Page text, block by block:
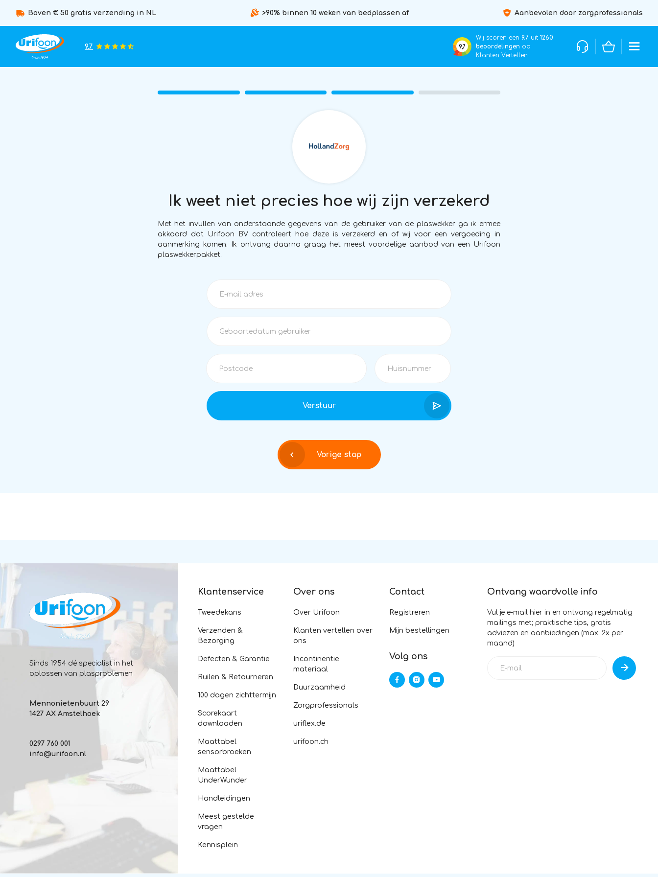
Boven € 50 gratis verzending in NL >90% binnen 10 weken van bedplassen af Aanbevolen door zorgprofessionals
9.7 9,7
Wij scoren een 9.7 uit 1260
beoordelingen op
Klanten Vertellen.
Ik weet niet precies hoe wij zijn verzekerd
Met het invullen van onderstaande gegevens van de gebruiker van de plaswekker ga ik ermee
akkoord dat Urifoon BV controleert hoe deze is verzekerd en of wij voor een vergoeding in
aanmerking komen. Ik ontvang daarna graag het meest voordelige aanbod van een Urifoon
plaswekkerpakket.
Verstuur
Vorige stap
Sinds 1954 dé specialist in het
oplossen van plasproblemen
Mennonietenbuurt 29
1427 AX Amstelhoek
0297 760 001
info@urifoon.nl
Klantenservice
Tweedekans
Verzenden &
Bezorging
Defecten & Garantie
Ruilen & Retourneren
100 dagen zichttermijn
Scorekaart
downloaden
Maattabel
sensorbroeken
Maattabel
UnderWunder
Handleidingen
Meest gestelde
vragen
Kennisplein
Over ons
Over Urifoon
Klanten vertellen over
ons
Incontinentie
materiaal
Duurzaamheid
Zorgprofessionals
uriflex.de
urifoon.ch
Contact
Registreren
Mijn bestellingen
Volg ons
Ontvang waardvolle info
Vul je e-mail hier in en ontvang regelmatig
mailings met; praktische tips, gratis
adviezen en aanbiedingen (max. 2x per
maand)